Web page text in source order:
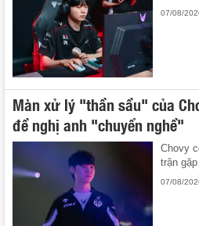
07/08/
Màn xử lý "thần sầu" của
đề nghị anh "chuyển nghề"
Chovy
trận
07/08/